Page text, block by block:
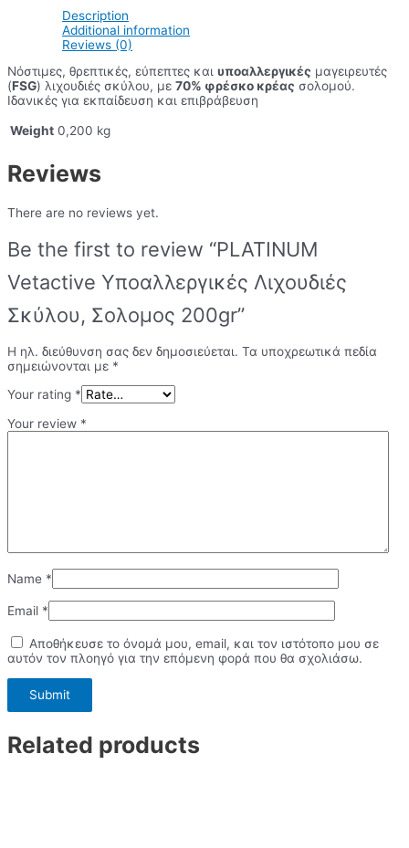
Description
Additional information
Reviews (0)
Νόστιμες, θρεπτικές, εύπεπτες και υποαλλεργικές μαγειρευτές
(FSG) λιχουδιές σκύλου, με 70% φρέσκο κρέας σολομού.
Ιδανικές για εκπαίδευση και επιβράβευση
Weight 0,200 kg
Reviews
There are no reviews yet.
Be the first to review “PLATINUM
Vetactive Υποαλλεργικές Λιχουδιές
Σκύλου, Σολομος 200gr”
Η ηλ. διεύθυνση σας δεν δημοσιεύεται. Τα υποχρεωτικά πεδία
σημειώνονται με *
Your rating *
Your review *
Name *
Email *
Αποθήκευσε το όνομά μου, email, και τον ιστότοπο μου σε
αυτόν τον πλοηγό για την επόμενη φορά που θα σχολιάσω.
Related products